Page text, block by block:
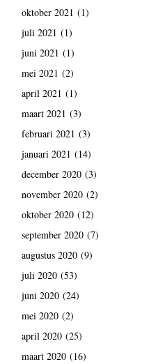
oktober 2021 (1)
juli 2021 (1)
juni 2021 (1)
mei 2021 (2)
april 2021 (1)
maart 2021 (3)
februari 2021 (3)
januari 2021 (14)
december 2020(3)
november 2020(2)
oktober 2020(12)
september 2020(7)
augustus 2020(9)
juli 2020(53)
juni 2020(24)
mei 2020(2)
april 2020(25)
maart 2020(16)